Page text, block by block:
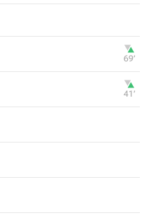
69‎’‎
41‎’‎